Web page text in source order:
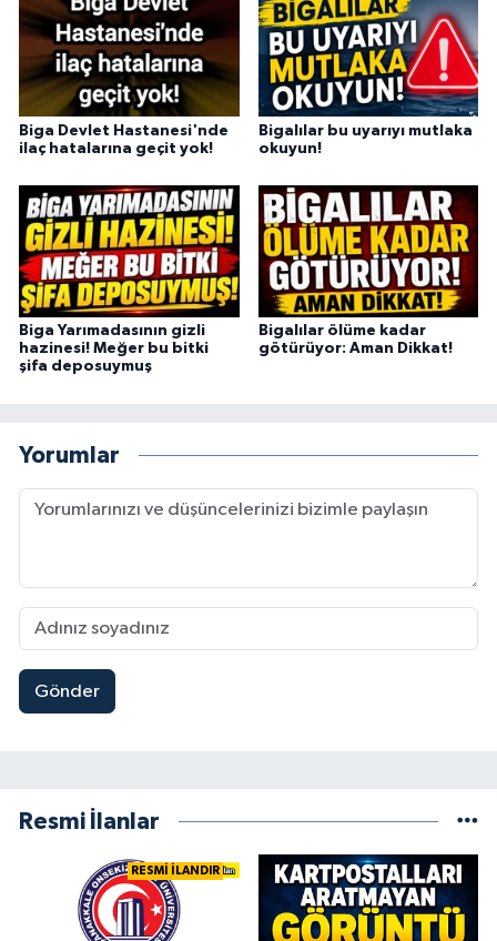
Biga Devlet Hastanesi'nde
ilaç hatalarına geçit yok!
Bigalılar bu uyarıyı mutlaka
okuyun!
Biga Yarımadasının gizli
hazinesi! Meğer bu bitki
şifa deposuymuş
Bigalılar ölüme kadar
götürüyor: Aman Dikkat!
Yorumlar
Gönder
Resmi İlanlar
RESMİ İLANDIR